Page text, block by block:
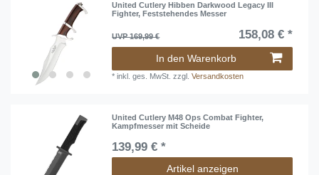
United Cutlery Hibben Darkwood Legacy III
Fighter, Feststehendes Messer
UVP 169,99 € 158,08 € *
In den Warenkorb
*inkl. ges. MwSt. zzgl.Versandkosten
United Cutlery M48 Ops Combat Fighter,
Kampfmesser mit Scheide
139,99 € *
Artikel anzeigen